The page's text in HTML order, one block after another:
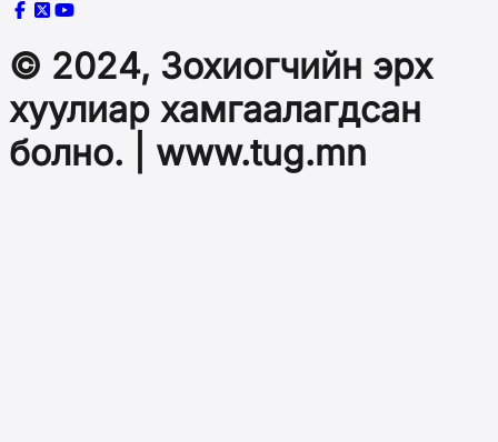
© 2024, Зохиогчийн эрх
хуулиар хамгаалагдсан
болно. | www.tug.mn